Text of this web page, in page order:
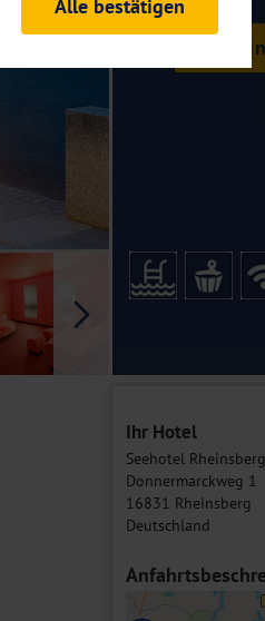
Ihr Hotel
Seehotel Rheinsberg
Donnermarckweg 1
16831 Rheinsberg
Deutschland
und Analysen. Mithilfe
Auftritts ermitteln und
es zu einer Drittlands
Daten finden Sie in unseren
Alle bestätigen